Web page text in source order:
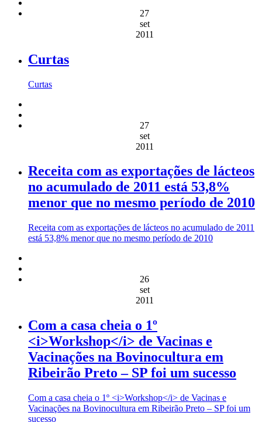
27
set
2011
Curtas
Curtas
27
set
2011
Receita com as exportações de lácteos
no acumulado de 2011 está 53,8%
menor que no mesmo período de 2010
Receita com as exportações de lácteos no acumulado de 2011
está 53,8% menor que no mesmo período de 2010
26
set
2011
Com a casa cheia o 1º
<i>Workshop</i> de Vacinas e
Vacinações na Bovinocultura em
Ribeirão Preto – SP foi um sucesso
Com a casa cheia o 1º <i>Workshop</i> de Vacinas e
Vacinações na Bovinocultura em Ribeirão Preto – SP foi um
sucesso